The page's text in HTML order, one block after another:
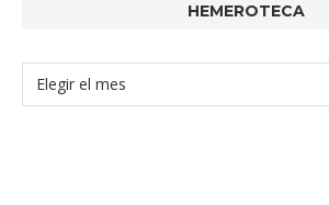
HEMEROTECA